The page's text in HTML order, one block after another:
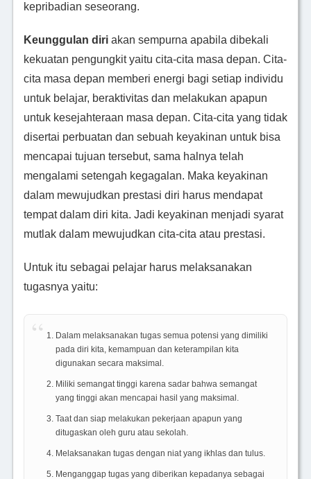
kepribadian seseorang.
Keunggulan diriakan sempurna apabila dibekali
kekuatan pengungkit yaitu cita-cita masa depan. Cita-
cita masa depan memberi energi bagi setiap individu
untuk belajar, beraktivitas dan melakukan apapun
untuk kesejahteraan masa depan. Cita-cita yang tidak
disertai perbuatan dan sebuah keyakinan untuk bisa
mencapai tujuan tersebut, sama halnya telah
mengalami setengah kegagalan. Maka keyakinan
dalam mewujudkan prestasi diri harus mendapat
tempat dalam diri kita. Jadi keyakinan menjadi syarat
mutlak dalam mewujudkan cita-cita atau prestasi.
Untuk itu sebagai pelajar harus melaksanakan
tugasnya yaitu:
Dalam melaksanakan tugas semua potensi yang dimiliki
pada diri kita, kemampuan dan keterampilan kita
digunakan secara maksimal.
Miliki semangat tinggi karena sadar bahwa semangat
yang tinggi akan mencapai hasil yang maksimal.
Taat dan siap melakukan pekerjaan apapun yang
ditugaskan oleh guru atau sekolah.
Melaksanakan tugas dengan niat yang ikhlas dan tulus.
Menganggap tugas yang diberikan kepadanya sebagai